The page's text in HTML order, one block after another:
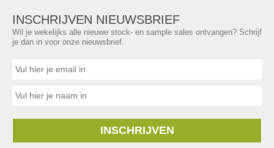
INSCHRIJVEN NIEUWSBRIEF
Wil je wekelijks alle nieuwe stock- en sample sales ontvangen? Schrijf
je dan in voor onze nieuwsbrief.
INSCHRIJVEN